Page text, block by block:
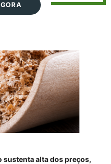
sustenta alta dos preços,